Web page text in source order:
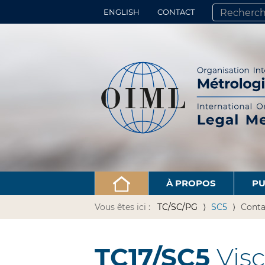
ENGLISH CONTACT
CHERCHER
RECHERCHE
À PROPOS
Vous êtes ici : TC/SC/PG SC5
TC17/SC5